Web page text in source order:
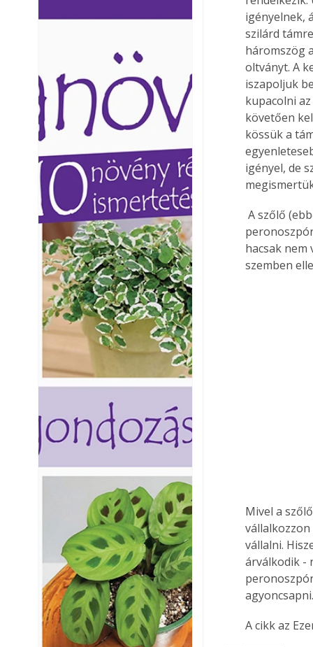
Ezermester
Laptapir kényelmes
mert: – t
igényelnek,
szilárd
háromszög
oltványt. A
iszapoljuk
kupacolni
követően
kössük a
igényel, de
A szőlő (ebből adódóan pedig a lugas) két nagy ellensége a lisztharmat és a
hacsak
szemben
Mivel a
vállalni.
árválkodik -
agyoncsapni.
A cikk az